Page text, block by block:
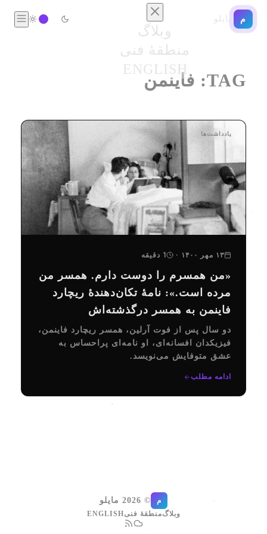
م مایلو
وبلاگ
منطقهٔ فنی
ENGLISH
TAG: فاینمن
یادداشت‌ها
۱۳ مهر ۱۴۰۰ · 1 دقیقه
«من همسرم را دوست دارم. همسر من
مرده است.»: نامهٔ تکان‌دهندهٔ ریچارد
فاینمن به همسر درگذشته‌اش
دو سال پس از فوت آرلین، همسر ریچارد فاینمن،
فیزیکدان افسانه‌ای، او نامه‌ای پراحساس به
عشق متوفایش می‌نویسد.
ادامه مطلب
م © 2026 مایلو
وبلاگمنطقهٔ فنیENGLISH